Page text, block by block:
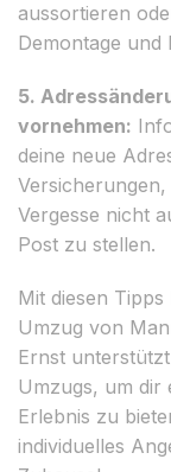
aussortieren
Demontage und
5.
vornehmen:
deine neue
Vergesse nicht
Post zu stellen.
Mit diesen
Umzug von
Ernst
Umzugs, um dir
Erlebnis zu
individuelles